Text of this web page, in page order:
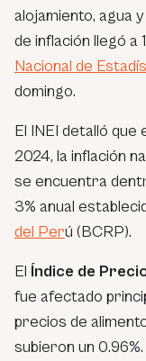
alojamiento, agua
de inflación llegó a
Nacional de
domingo.
El INEI detalló
2024, la inflación
se encuentra
3% anual
del Perú (BCRP).
El Índice de
fue afectado
precios de
subieron un